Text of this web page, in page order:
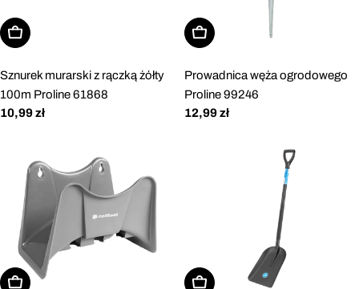
Dodaj do koszyka
Sznurek murarski z rączką żółty
100m Proline 61868
Cena
10,99 zł
Dodaj do koszyka
Prowadnica węża ogrodowego
Proline 99246
Cena
12,99 zł
Dodaj do koszyka Dodaj do koszyka